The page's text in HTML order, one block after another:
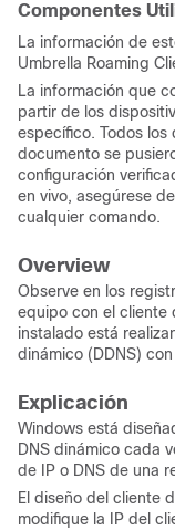
Componentes
La información de
Umbrella Roaming
La información que
partir de los
específico. Todos los
documento se
configuración
en vivo, asegúrese
cualquier comando.
Overview
Observe en los
equipo con el cliente
instalado está
dinámico (DDNS)
Explicación
Windows está
DNS dinámico cada
de IP o DNS de una
El diseño del cliente
modifique la IP del